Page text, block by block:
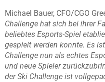
Michael Bauer, CFO/CGO
Challenge hat sich bei ihrer
beliebtes Esports-Spiel
gespielt werden konnte. Es
Challenge nun als echtes
und neue Spieler
der Ski Challenge ist